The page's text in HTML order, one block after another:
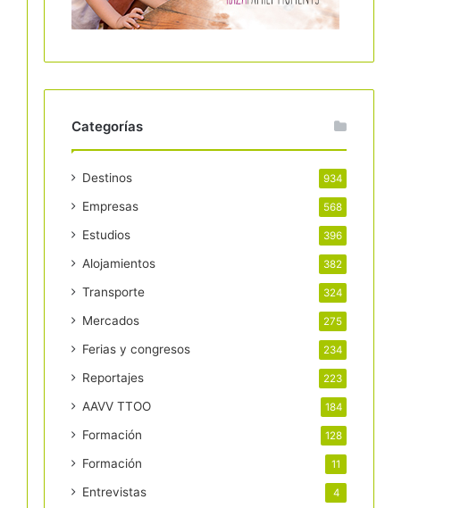
Categorías
Destinos 934
Empresas 568
Estudios 396
Alojamientos 382
Transporte 324
Mercados 275
Ferias y congresos 234
Reportajes 223
AAVV TTOO 184
Formación 128
Formación 11
Entrevistas 4